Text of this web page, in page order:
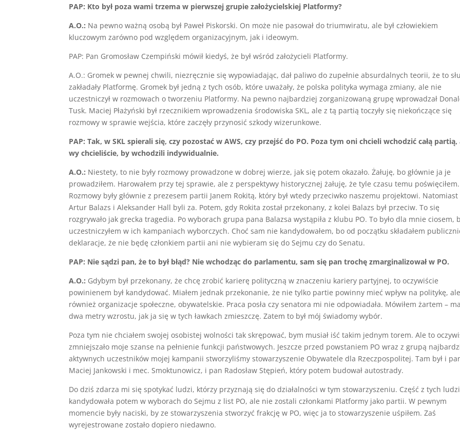
PAP: Kto był poza wami trzema w pierwszej grupie założycielskiej Platformy?
A.O.: Na pewno ważną osobą był Paweł Piskorski. On może nie pasował do triumwiratu, ale był człowiekiem
kluczowym zarówno pod względem organizacyjnym, jak i ideowym.
PAP: Pan Gromosław Czempiński mówił kiedyś, że był wśród założycieli Platformy.
A.O.: Gromek w pewnej chwili, niezręcznie się wypowiadając, dał paliwo do zupełnie absurdalnych teorii, że to
zakładały Platformę. Gromek był jedną z tych osób, które uważały, że polska polityka wymaga zmiany, ale nie
uczestniczył w rozmowach o tworzeniu Platformy. Na pewno najbardziej zorganizowaną grupę wprowadzał
Tusk. Maciej Płażyński był rzecznikiem wprowadzenia środowiska SKL, ale z tą partią toczyły się niekończące się
rozmowy w sprawie wejścia, które zaczęły przynosić szkody wizerunkowe.
PAP: Tak, w SKL spierali się, czy pozostać w AWS, czy przejść do PO. Poza tym oni chcieli wchodzić całą partią,
wy chcieliście, by wchodzili indywidualnie.
A.O.: Niestety, to nie były rozmowy prowadzone w dobrej wierze, jak się potem okazało. Żałuję, bo głównie ja je
prowadziłem. Harowałem przy tej sprawie, ale z perspektywy historycznej żałuję, że tyle czasu temu poświęciłem.
Rozmowy były głównie z prezesem partii Janem Rokitą, który był wtedy przeciwko naszemu projektowi. Natomiast
Artur Balazs i Aleksander Hall byli za. Potem, gdy Rokita został przekonany, z kolei Balazs był przeciw. To się
rozgrywało jak grecka tragedia. Po wyborach grupa pana Balazsa wystąpiła z klubu PO. To było dla mnie ciosem,
uczestniczyłem w ich kampaniach wyborczych. Choć sam nie kandydowałem, bo od początku składałem
deklaracje, że nie będę członkiem partii ani nie wybieram się do Sejmu czy do Senatu.
PAP: Nie sądzi pan, że to był błąd? Nie wchodząc do parlamentu, sam się pan trochę zmarginalizował w PO.
A.O.: Gdybym był przekonany, że chcę zrobić karierę polityczną w znaczeniu kariery partyjnej, to oczywiście
powinienem był kandydować. Miałem jednak przekonanie, że nie tylko partie powinny mieć wpływ na politykę, ale
również organizacje społeczne, obywatelskie. Praca posła czy senatora mi nie odpowiadała. Mówiłem żartem –
dwa metry wzrostu, jak ja się w tych ławkach zmieszczę. Zatem to był mój świadomy wybór.
Poza tym nie chciałem swojej osobistej wolności tak skrępować, bym musiał iść takim jednym torem. Ale to
zmniejszało moje szanse na pełnienie funkcji państwowych. Jeszcze przed powstaniem PO wraz z grupą
aktywnych uczestników mojej kampanii stworzyliśmy stowarzyszenie Obywatele dla Rzeczpospolitej. Tam był i
Maciej Jankowski i mec. Smoktunowicz, i pan Radosław Stępień, który potem budował autostrady.
Do dziś zdarza mi się spotykać ludzi, którzy przyznają się do działalności w tym stowarzyszeniu. Część z tych ludzi
kandydowała potem w wyborach do Sejmu z list PO, ale nie zostali członkami Platformy jako partii. W pewnym
momencie były naciski, by ze stowarzyszenia stworzyć frakcję w PO, więc ja to stowarzyszenie uśpiłem. Zaś
wyrejestrowane zostało dopiero niedawno.